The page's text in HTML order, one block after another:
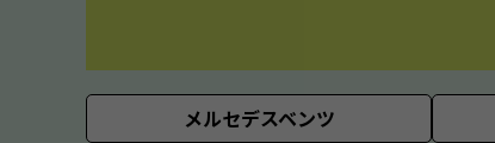
メルセデスベンツ